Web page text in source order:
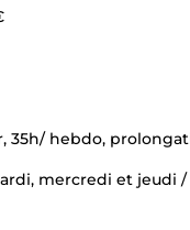
35h/ hebdo,
mercredi et